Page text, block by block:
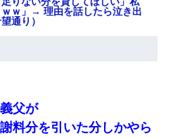
ｗｗ」→ 理由を話したら泣き出
通り）
をプレゼント。「こんな安物を
うがマシだからね」→ ６０万
父が
料分を引いた分しかやら